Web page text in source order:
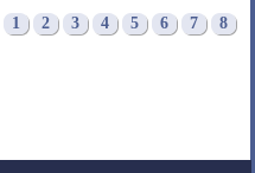
1 2 3 4 5 6 7 8